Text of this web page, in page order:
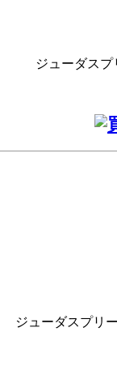
ジューダス
ジューダスプリ